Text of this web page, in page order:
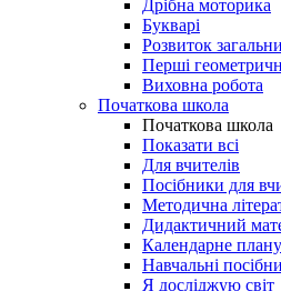
Дрібна моторика
Букварі
Розвиток
Перші
Виховна робота
Початкова школа
Початкова школа
Показати всі
Для вчителів
Посібники для
Методична
Дидактичний
Календарне
Навчальні
Я досліджую світ